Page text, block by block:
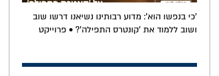
'כי בנפשו הוא': מדוע רבותינו נשיאנו דרשו שוב
ושוב ללמוד את 'קונטרס התפילה'? • פרוייקט